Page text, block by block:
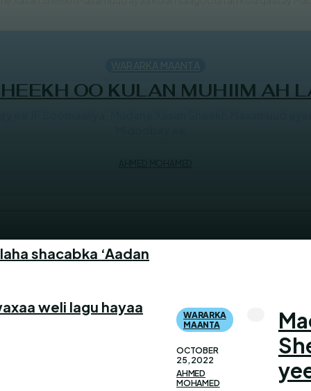
WARARKA MAANTA
OO KULAN MUHIIM AH
shacabka ‘Aadan
weli lagu hayaa
WARARKA
MAANTA
OCTOBER
25, 2022
AHMED
MOHAMED